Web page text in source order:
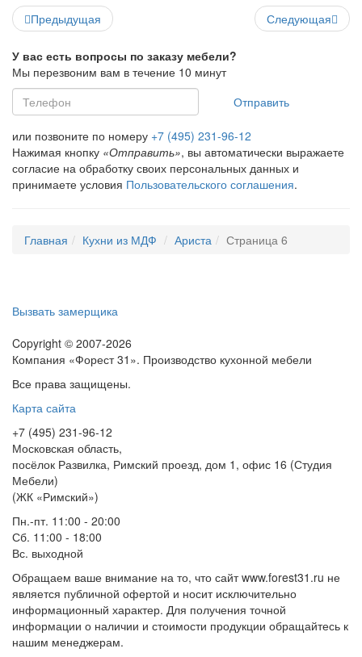
Предыдущая Следующая
У вас есть вопросы по заказу мебели?
Мы перезвоним вам в течение 10 минут
Отправить
или позвоните по номеру +7 (495) 231-96-12
Нажимая кнопку «Отправить», вы автоматически выражаете
согласие на обработку своих персональных данных и
принимаете условия Пользовательского соглашения.
Главная Кухни из МДФ Ариста Страница 6
Вызвать замерщика
Copyright © 2007-2026
Компания «Форест 31». Производство кухонной мебели
Все права защищены.
Карта сайта
+7 (495) 231-96-12
Московская область,
посёлок Развилка, Римский проезд, дом 1, офис 16 (Студия
Мебели)
(ЖК «Римский»)
Пн.-пт. 11:00 - 20:00
Сб. 11:00 - 18:00
Вс. выходной
Обращаем ваше внимание на то, что сайт www.forest31.ru не
является публичной офертой и носит исключительно
информационный характер. Для получения точной
информации о наличии и стоимости продукции обращайтесь к
нашим менеджерам.